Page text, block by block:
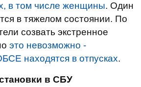
в том числе женщины. Один
в тяжелом состоянии. По
созвать экстренное
это невозможно -
находятся в отпусках.
в СБУ